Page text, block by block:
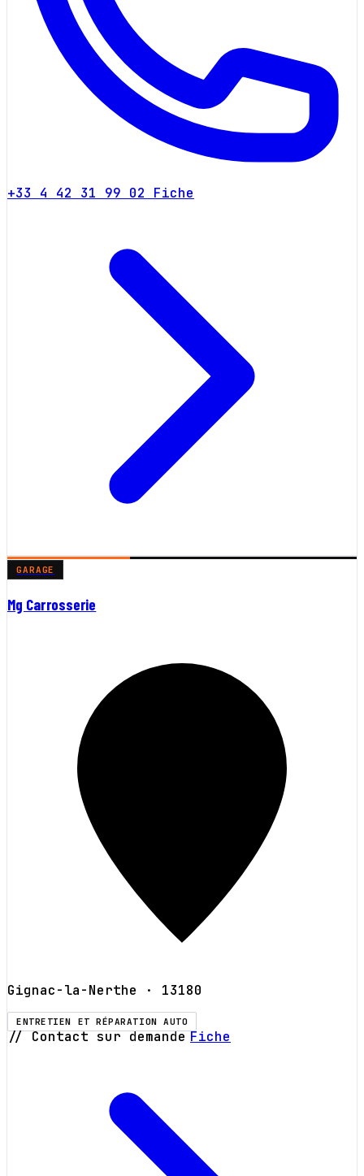
+33 4 42 31 99 02 Fiche
GARAGE
Mg Carrosserie
Gignac-la-Nerthe · 13180
ENTRETIEN ET RÉPARATION AUTO
// Contact sur demande Fiche